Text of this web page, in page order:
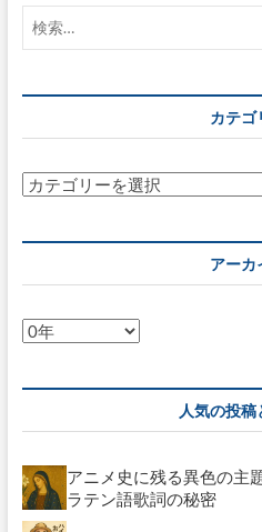
が
API
認
証
用
カテゴ
カ
ー
アーカ
ア
ブ
人気の投
アニメ史に残る異色の主
ラテン語歌詞の秘密